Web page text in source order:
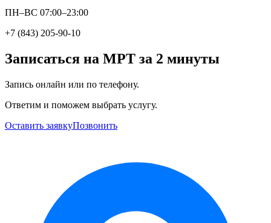
ПН–ВС 07:00–23:00
+7 (843) 205-90-10
Записаться на МРТ за 2 минуты
Запись онлайн или по телефону.
Ответим и поможем выбрать услугу.
Оставить заявкуПозвонить